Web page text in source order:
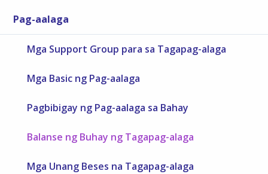
Pag-aalaga
Mga Support Group para sa Tagapag-alaga
Mga Basic ng Pag-aalaga
Pagbibigay ng Pag-aalaga sa Bahay
Balanse ng Buhay ng Tagapag-alaga
Mga Unang Beses na Tagapag-alaga